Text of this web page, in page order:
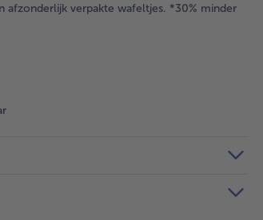
afzonderlijk verpakte wafeltjes. *30% minder